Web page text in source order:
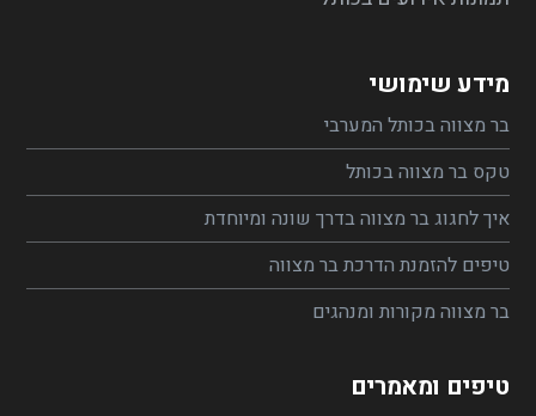
מידע שימושי
בר מצווה בכותל המערבי
טקס בר מצווה בכותל
איך לחגוג בר מצווה בדרך שונה ומיוחדת
טיפים להזמנת הדרכת בר מצווה
בר מצווה מקורות ומנהגים
טיפים ומאמרים